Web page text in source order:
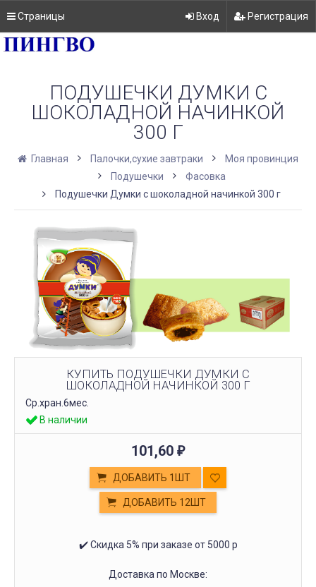
Страницы Вход Регистрация
ПОДУШЕЧКИ ДУМКИ С
ШОКОЛАДНОЙ НАЧИНКОЙ
300 Г
Главная Палочки,сухие завтраки
Моя провинция
Подушечки
Фасовка
Подушечки Думки с шоколадной начинкой 300 г
КУПИТЬ ПОДУШЕЧКИ ДУМКИ С
ШОКОЛАДНОЙ НАЧИНКОЙ 300 Г
Ср.хран.6мес.
В наличии
101,60 ₽
ДОБАВИТЬ 1ШТ
ДОБАВИТЬ 12ШТ
✔️ Скидка 5% при заказе от 5000 р
Доставка по Москве: